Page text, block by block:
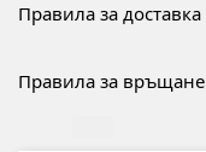
Правила за доставка
Правила за връщане